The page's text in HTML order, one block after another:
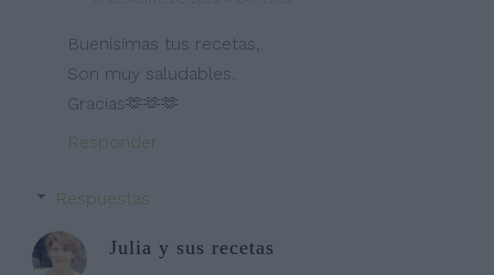
Buenísimas tus recetas,.
Son muy saludables..
Gracias🫶🫶🫶
Responder
Respuestas
Julia y sus recetas